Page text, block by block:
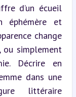
d’un écueil
éphémère et
change
simplement
Décrire en
dans une
littéraire